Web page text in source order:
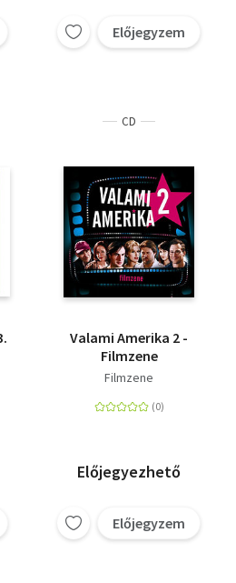
Előjegyzem
CD
Valami Amerika 2 -
Filmzene
Filmzene
Előjegyezhető
Előjegyzem